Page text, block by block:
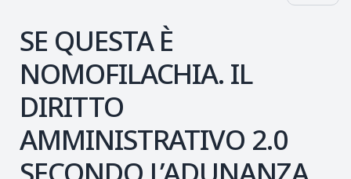
SE QUESTA È
NOMOFILACHIA. IL
DIRITTO
AMMINISTRATIVO 2.0